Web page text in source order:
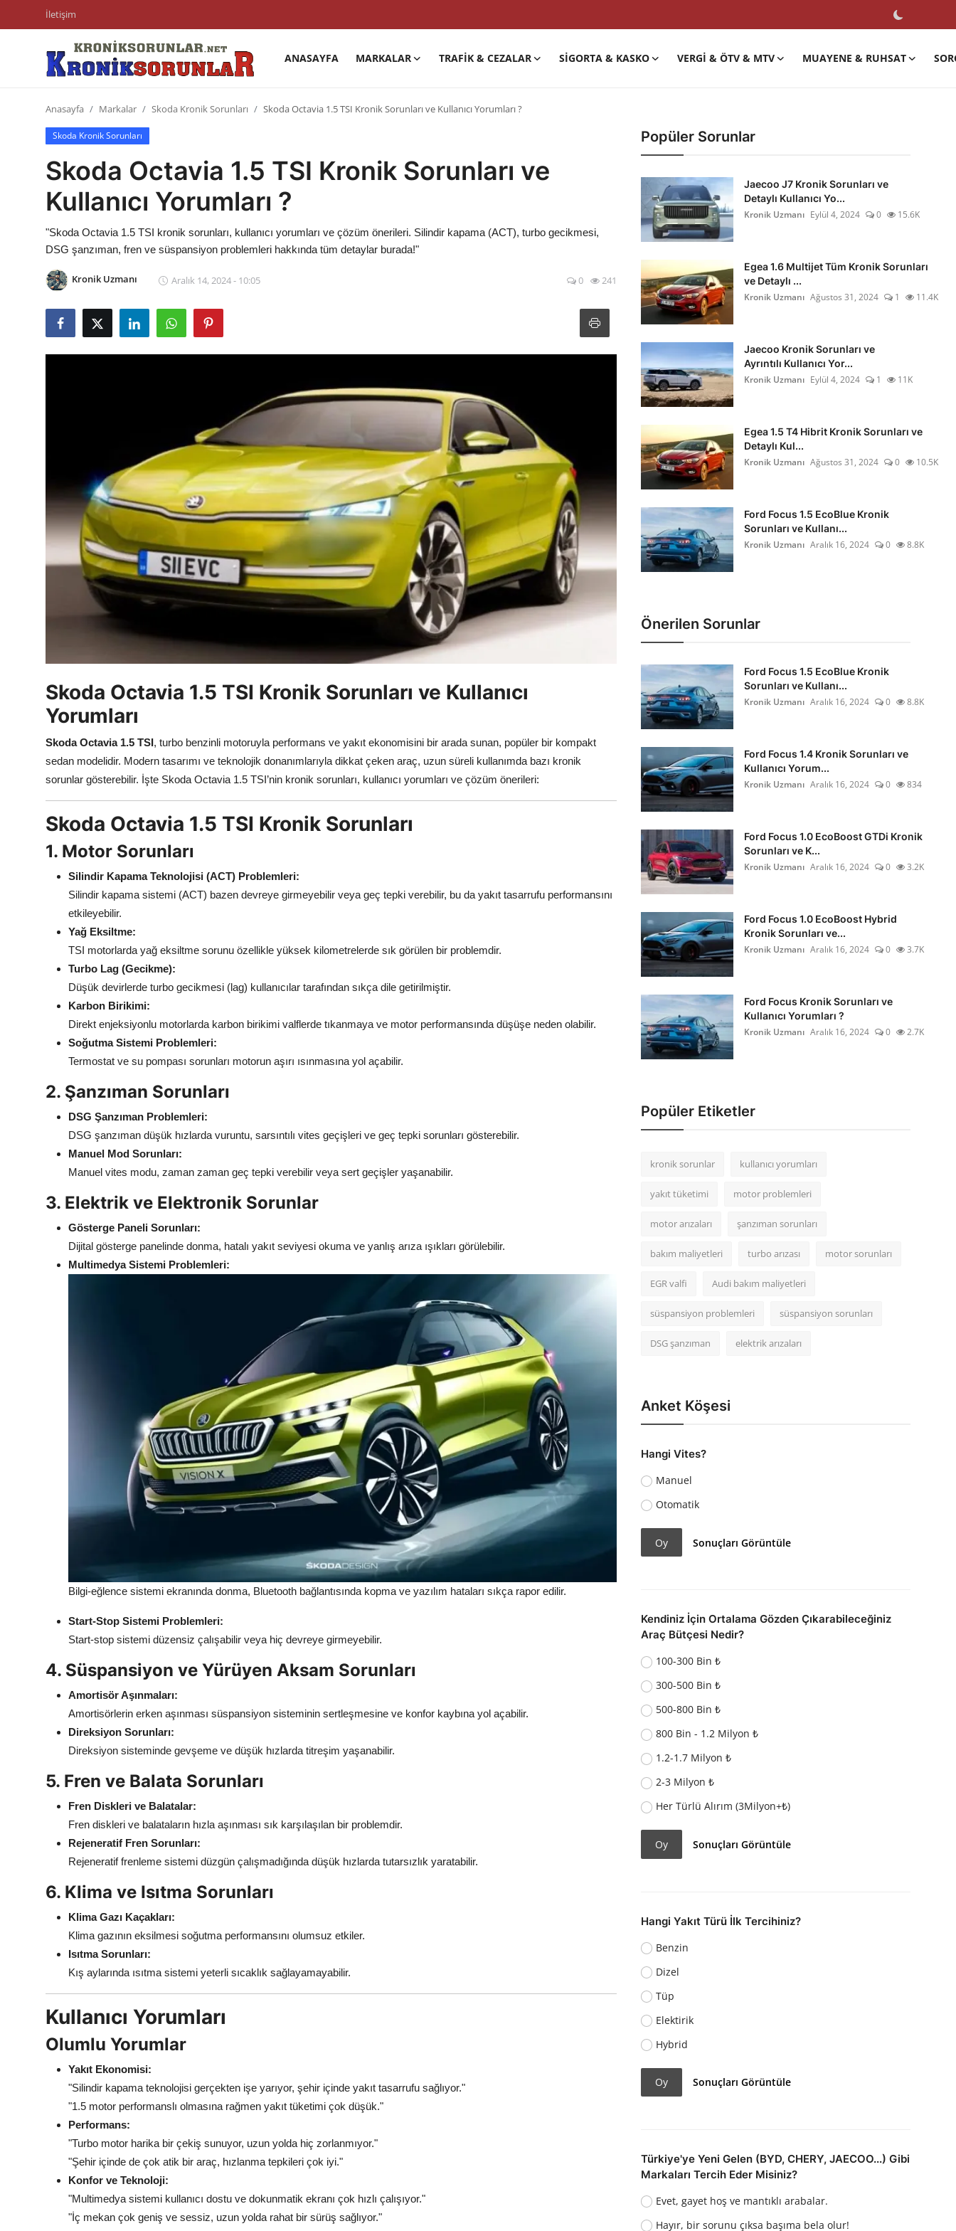
İletişim
ANASAYFA MARKALAR TRAFIK & CEZALAR SIGORTA & KASKO VERGI & ÖTV & MTV MUAYENE & RUHSAT
Trafik & Cezalar
Sigorta & Kasko
Vergi & ÖTV & MTV
Muayene & Ruhsat
Sorgulamalar
İkinci El & Alım-Satım
Lastik & Jant
Yağlar & Sıvılar
LPG & Yakıt
Şanzıman & Aktarma
Dizel Sistemler
Multimedya & Elektronik
Anasayfa Markalar Skoda Kronik Sorunları Skoda Octavia 1.5 TSI Kronik Sorunları ve Kullanıcı Yorumları ?
Skoda Kronik Sorunları
Skoda Octavia 1.5 TSI Kronik Sorunları ve
Kullanıcı Yorumları ?
"Skoda Octavia 1.5 TSI kronik sorunları, kullanıcı yorumları ve çözüm önerileri. Silindir kapama (ACT), turbo gecikmesi,
DSG şanzıman, fren ve süspansiyon problemleri hakkında tüm detaylar burada!"
Kronik Uzmanı Aralık 14, 2024 - 10:05 0 241
Skoda Octavia 1.5 TSI Kronik Sorunları ve Kullanıcı
Yorumları
Skoda Octavia 1.5 TSI, turbo benzinli motoruyla performans ve yakıt ekonomisini bir arada sunan, popüler bir kompakt
sedan modelidir. Modern tasarımı ve teknolojik donanımlarıyla dikkat çeken araç, uzun süreli kullanımda bazı kronik
sorunlar gösterebilir. İşte Skoda Octavia 1.5 TSI’nin kronik sorunları, kullanıcı yorumları ve çözüm önerileri:
Skoda Octavia 1.5 TSI Kronik Sorunları
1. Motor Sorunları
Silindir Kapama Teknolojisi (ACT) Problemleri:
Silindir kapama sistemi (ACT) bazen devreye girmeyebilir veya geç tepki verebilir, bu da yakıt tasarrufu performansını
etkileyebilir.
Yağ Eksiltme:
TSI motorlarda yağ eksiltme sorunu özellikle yüksek kilometrelerde sık görülen bir problemdir.
Turbo Lag (Gecikme):
Düşük devirlerde turbo gecikmesi (lag) kullanıcılar tarafından sıkça dile getirilmiştir.
Karbon Birikimi:
Direkt enjeksiyonlu motorlarda karbon birikimi valflerde tıkanmaya ve motor performansında düşüşe neden olabilir.
Soğutma Sistemi Problemleri:
Termostat ve su pompası sorunları motorun aşırı ısınmasına yol açabilir.
2. Şanzıman Sorunları
DSG Şanzıman Problemleri:
DSG şanzıman düşük hızlarda vuruntu, sarsıntılı vites geçişleri ve geç tepki sorunları gösterebilir.
Manuel Mod Sorunları:
Manuel vites modu, zaman zaman geç tepki verebilir veya sert geçişler yaşanabilir.
3. Elektrik ve Elektronik Sorunlar
Gösterge Paneli Sorunları:
Dijital gösterge panelinde donma, hatalı yakıt seviyesi okuma ve yanlış arıza ışıkları görülebilir.
Multimedya Sistemi Problemleri:
Bilgi-eğlence sistemi ekranında donma, Bluetooth bağlantısında kopma ve yazılım hataları sıkça rapor edilir.
Start-Stop Sistemi Problemleri:
Start-stop sistemi düzensiz çalışabilir veya hiç devreye girmeyebilir.
4. Süspansiyon ve Yürüyen Aksam Sorunları
Amortisör Aşınmaları:
Amortisörlerin erken aşınması süspansiyon sisteminin sertleşmesine ve konfor kaybına yol açabilir.
Direksiyon Sorunları:
Direksiyon sisteminde gevşeme ve düşük hızlarda titreşim yaşanabilir.
5. Fren ve Balata Sorunları
Fren Diskleri ve Balatalar:
Fren diskleri ve balataların hızla aşınması sık karşılaşılan bir problemdir.
Rejeneratif Fren Sorunları:
Rejeneratif frenleme sistemi düzgün çalışmadığında düşük hızlarda tutarsızlık yaratabilir.
6. Klima ve Isıtma Sorunları
Klima Gazı Kaçakları:
Klima gazının eksilmesi soğutma performansını olumsuz etkiler.
Isıtma Sorunları:
Kış aylarında ısıtma sistemi yeterli sıcaklık sağlayamayabilir.
Kullanıcı Yorumları
Olumlu Yorumlar
Yakıt Ekonomisi:
"Silindir kapama teknolojisi gerçekten işe yarıyor, şehir içinde yakıt tasarrufu sağlıyor."
"1.5 motor performanslı olmasına rağmen yakıt tüketimi çok düşük."
Performans:
"Turbo motor harika bir çekiş sunuyor, uzun yolda hiç zorlanmıyor."
"Şehir içinde de çok atik bir araç, hızlanma tepkileri çok iyi."
Konfor ve Teknoloji:
"Multimedya sistemi kullanıcı dostu ve dokunmatik ekranı çok hızlı çalışıyor."
"İç mekan çok geniş ve sessiz, uzun yolda rahat bir sürüş sağlıyor."
Popüler Sorunlar
Jaecoo J7 Kronik Sorunları ve
Detaylı Kullanıcı Yo...
Kronik Uzmanı Eylül 4, 2024 0 15.6K
Egea 1.6 Multijet Tüm Kronik Sorunları
ve Detaylı ...
Kronik Uzmanı Ağustos 31, 2024 1 11.4K
Jaecoo Kronik Sorunları ve
Ayrıntılı Kullanıcı Yor...
Kronik Uzmanı Eylül 4, 2024 1 11K
Egea 1.5 T4 Hibrit Kronik Sorunları ve
Detaylı Kul...
Kronik Uzmanı Ağustos 31, 2024 0 10.5K
Ford Focus 1.5 EcoBlue Kronik
Sorunları ve Kullanı...
Kronik Uzmanı Aralık 16, 2024 0 8.8K
Önerilen Sorunlar
Ford Focus 1.5 EcoBlue Kronik
Sorunları ve Kullanı...
Kronik Uzmanı Aralık 16, 2024 0 8.8K
Ford Focus 1.4 Kronik Sorunları ve
Kullanıcı Yorum...
Kronik Uzmanı Aralık 16, 2024 0 834
Ford Focus 1.0 EcoBoost GTDi Kronik
Sorunları ve K...
Kronik Uzmanı Aralık 16, 2024 0 3.2K
Ford Focus 1.0 EcoBoost Hybrid
Kronik Sorunları ve...
Kronik Uzmanı Aralık 16, 2024 0 3.7K
Ford Focus Kronik Sorunları ve
Kullanıcı Yorumları ?
Kronik Uzmanı Aralık 16, 2024 0 2.7K
Popüler Etiketler
kronik sorunlar kullanıcı yorumları
yakıt tüketimi motor problemleri
motor arızaları şanzıman sorunları
bakım maliyetleri turbo arızası motor sorunları
EGR valfi Audi bakım maliyetleri
süspansiyon problemleri süspansiyon sorunları
DSG şanzıman elektrik arızaları
Anket Köşesi
Hangi Vites?
Manuel
Otomatik
Oy Sonuçları Görüntüle
Kendiniz İçin Ortalama Gözden Çıkarabileceğiniz
Araç Bütçesi Nedir?
100-300 Bin ₺
300-500 Bin ₺
500-800 Bin ₺
800 Bin - 1.2 Milyon ₺
1.2-1.7 Milyon ₺
2-3 Milyon ₺
Her Türlü Alırım (3Milyon+₺)
Oy Sonuçları Görüntüle
Hangi Yakıt Türü İlk Tercihiniz?
Benzin
Dizel
Tüp
Elektirik
Hybrid
Oy Sonuçları Görüntüle
Türkiye'ye Yeni Gelen (BYD, CHERY, JAECOO...) Gibi
Markaları Tercih Eder Misiniz?
Evet, gayet hoş ve mantıklı arabalar.
Hayır, bir sorunu çıksa başıma bela olur!